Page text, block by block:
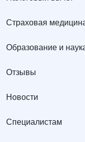
Страховая
Образование и
Отзывы
Новости
Специалистам